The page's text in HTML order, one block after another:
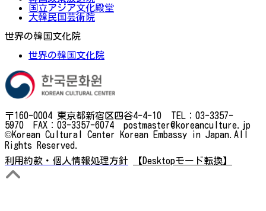
国立アジア文化殿堂
大韓民国芸術院
世界の韓国文化院
世界の韓国文化院
〒160-0004 東京都新宿区四谷4-4-10 TEL：03-3357-
5970 FAX：03-3357-6074 postmaster@koreanculture.jp
©Korean Cultural Center Korean Embassy in Japan.All
Rights Reserved.
利用約款・個人情報処理方針
【Desktopモード転換】